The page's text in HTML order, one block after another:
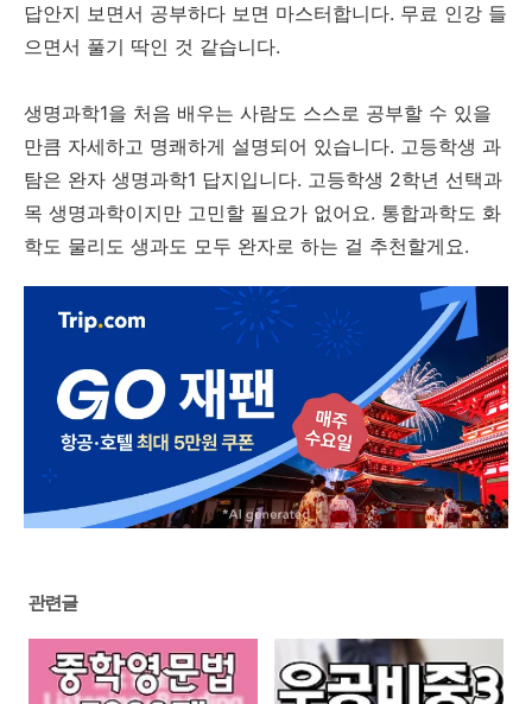
답안지 보면서 공부하다 보면 마스터합니다. 무료 인강 들
으면서 풀기 딱인 것 같습니다.
생명과학1을 처음 배우는 사람도 스스로 공부할 수 있을
만큼 자세하고 명쾌하게 설명되어 있습니다. 고등학생 과
탐은 완자 생명과학1 답지입니다. 고등학생 2학년 선택과
목 생명과학이지만 고민할 필요가 없어요. 통합과학도 화
학도 물리도 생과도 모두 완자로 하는 걸 추천할게요.
관련글